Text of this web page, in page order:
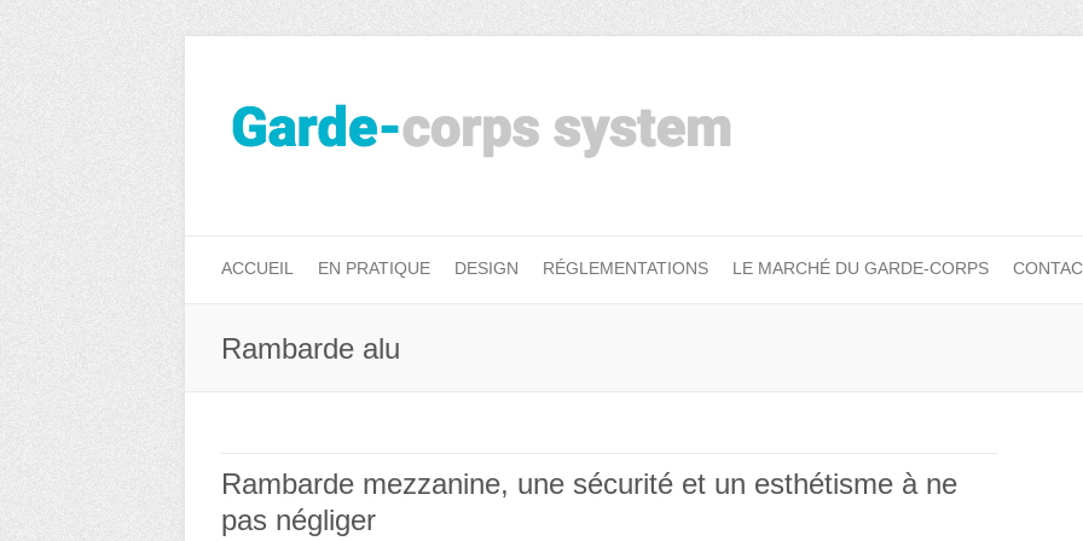
ACCUEIL EN PRATIQUE DESIGN RÉGLEMENTATIONS LE MARCHÉ DU GARDE-CORPS
Rambarde alu
Rambarde mezzanine, une sécurité et un esthétisme à ne
pas négliger